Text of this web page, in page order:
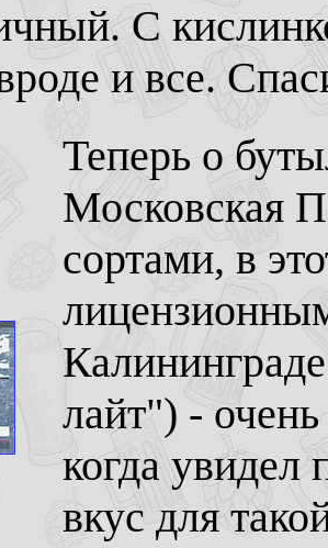
С
и все.
Теперь о
Московская
сортами, в
лайт") - очень
когда увидел
вкус для